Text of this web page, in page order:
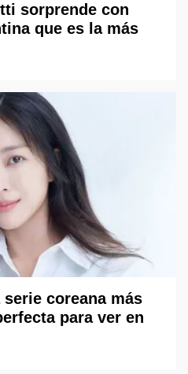
sorprende con
que es la más
coreana más
para ver en